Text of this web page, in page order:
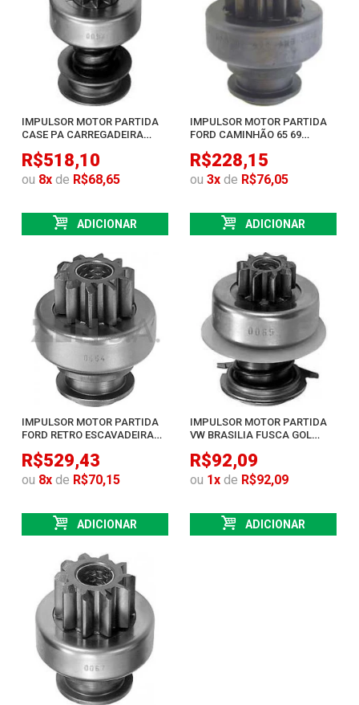
IMPULSOR MOTOR PARTIDA
CASE PA CARREGADEIRA
R$518,10
ou 8x de R$68,65
ADICIONAR
IMPULSOR MOTOR PARTIDA
FORD CAMINHÃO 65 69
R$228,15
ou3x de R$76,05
ADICIONAR
IMPULSOR MOTOR PARTIDA
FORD RETRO ESCAVADEIRA
R$529,43
ou 8x de R$70,15
ADICIONAR
IMPULSOR MOTOR PARTIDA
VW BRASILIA FUSCA GOL
R$92,09
ou 1x de R$92,09
ADICIONAR